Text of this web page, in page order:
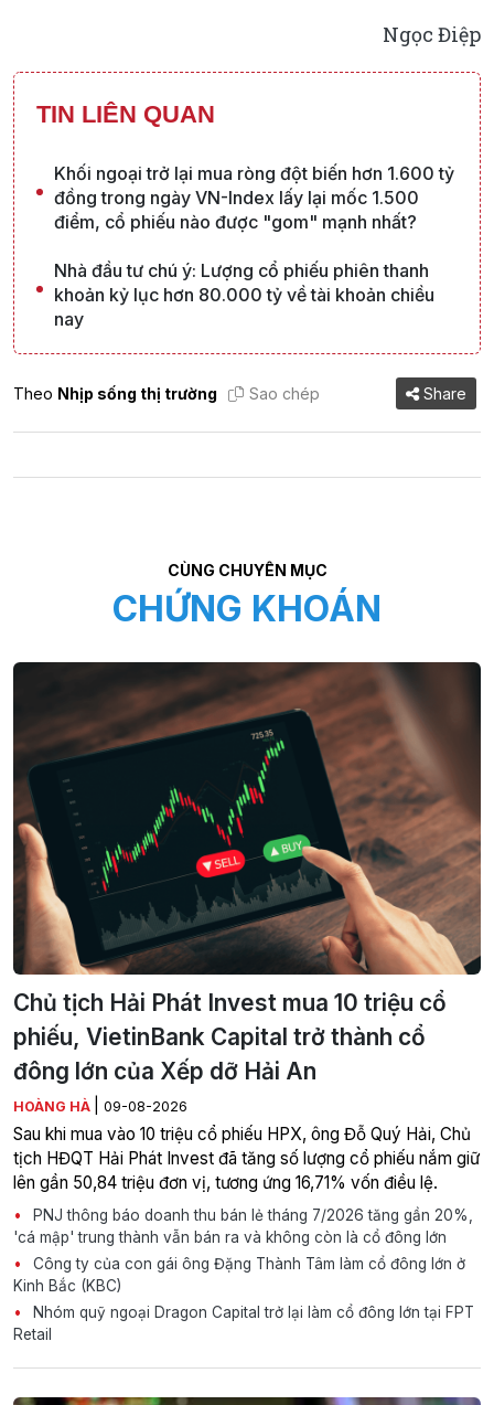
Ngọc Điệp
TIN LIÊN QUAN
Khối ngoại trở lại mua ròng đột biến hơn 1.600 tỷ
đồng trong ngày VN-Index lấy lại mốc 1.500
điểm, cổ phiếu nào được "gom" mạnh nhất?
Nhà đầu tư chú ý: Lượng cổ phiếu phiên thanh
khoản kỷ lục hơn 80.000 tỷ về tài khoản chiều
nay
Theo Nhịp sống thị trường Sao chép Share
CÙNG CHUYÊN MỤC
CHỨNG KHOÁN
Chủ tịch Hải Phát Invest mua 10 triệu cổ
phiếu, VietinBank Capital trở thành cổ
đông lớn của Xếp dỡ Hải An
HOÀNG HÀ 09-08-2026
Sau khi mua vào 10 triệu cổ phiếu HPX, ông Đỗ Quý Hải, Chủ
tịch HĐQT Hải Phát Invest đã tăng số lượng cổ phiếu nắm giữ
lên gần 50,84 triệu đơn vị, tương ứng 16,71% vốn điều lệ.
PNJ thông báo doanh thu bán lẻ tháng 7/2026 tăng gần 20%,
'cá mập' trung thành vẫn bán ra và không còn là cổ đông lớn
Công ty của con gái ông Đặng Thành Tâm làm cổ đông lớn ở
Kinh Bắc (KBC)
Nhóm quỹ ngoại Dragon Capital trở lại làm cổ đông lớn tại FPT
Retail